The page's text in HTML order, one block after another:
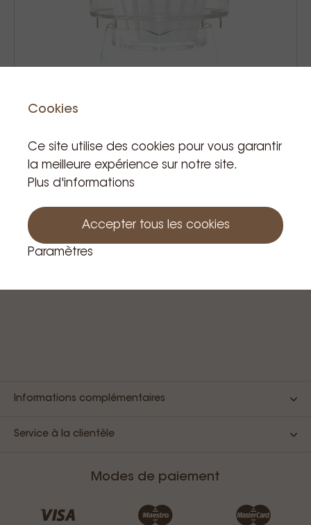
Simplify the brewer
30,00 €
Contact
Informations complémentaires
Service à la clientèle
Modes de paiement
Cookies
Ce site utilise des cookies pour vous garantir
la meilleure expérience sur notre site.
Plus d'informations
Accepter tous les cookies
Paramètres